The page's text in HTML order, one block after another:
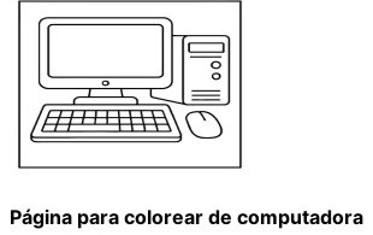
Página para colorear de computadora